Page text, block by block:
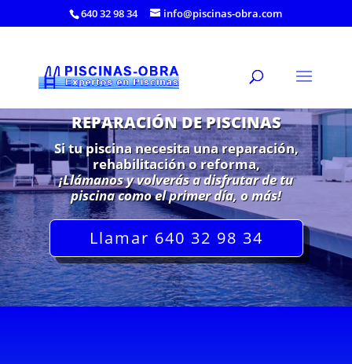
640 32 98 34 info@piscinas-obra.com
REPARACIÓN DE PISCINAS
Si tu piscina necesita una reparación,
rehabilitación o reforma,
¡Llámanos y volverás a disfrutar de tu
piscina como el primer día, o más!
Llamar 640 32 98 34